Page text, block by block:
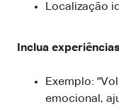
Localização
Inclua
Exemplo:
emocional,